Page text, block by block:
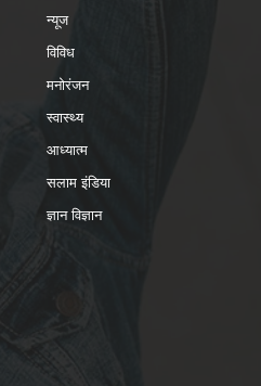
न्यूज
विविध
मनोरंजन
स्वास्थ्य
आध्यात्म
सलाम इंडिया
ज्ञान विज्ञान